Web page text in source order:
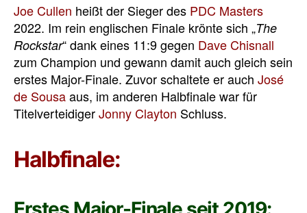
Joe Cullen heißt der Sieger des PDC Masters
2022. Im rein englischen Finale krönte sich „The
Rockstar“ dank eines 11:9 gegen Dave Chisnall
zum Champion und gewann damit auch gleich sein
erstes Major-Finale. Zuvor schaltete er auch José
de Sousaaus, im anderen Halbfinale war für
TitelverteidigerJonny Clayton Schluss.
Halbfinale: